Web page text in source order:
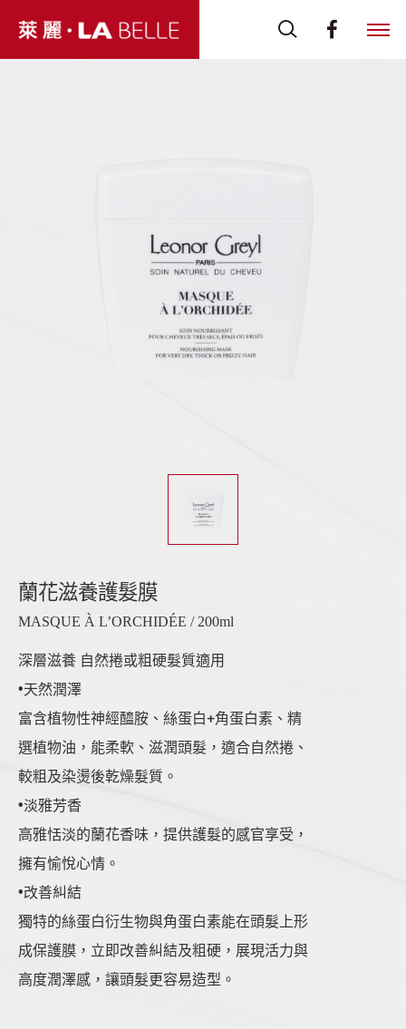
蘭花滋養護髮膜
MASQUE À L’ORCHIDÉE / 200ml
深層滋養 自然捲或粗硬髮質適用
•天然潤澤
富含植物性神經醯胺、絲蛋白+角蛋白素、精
選植物油，能柔軟、滋潤頭髮，適合自然捲、
較粗及染燙後乾燥髮質。
•淡雅芳香
高雅恬淡的蘭花香味，提供護髮的感官享受，
擁有愉悅心情。
•改善糾結
獨特的絲蛋白衍生物與角蛋白素能在頭髮上形
成保護膜，立即改善糾結及粗硬，展現活力與
高度潤澤感，讓頭髮更容易造型。